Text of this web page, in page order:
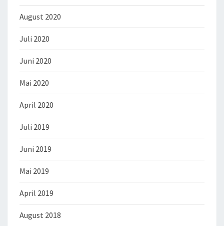
August 2020
Juli 2020
Juni 2020
Mai 2020
April 2020
Juli 2019
Juni 2019
Mai 2019
April 2019
August 2018